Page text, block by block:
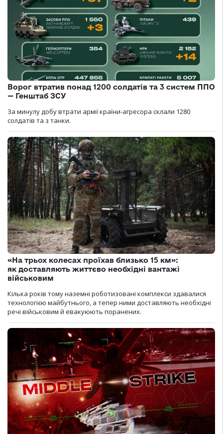
Ворог втратив понад 1200 солдатів та 3 систем ППО
— Генштаб ЗСУ
За минулу добу втрати армії країни-агресора склали 1280
солдатів та з танки.
«На трьох колесах проїхав близько 15 км»:
як доставляють життєво необхідні вантажі
військовим
Кілька років тому наземні роботизовані комплекси здавалися
технологією майбутнього, а тепер ними доставляють необхідні
речі військовим й евакуюють поранених.